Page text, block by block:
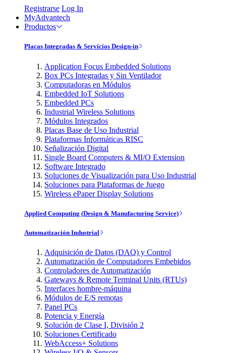
Registrarse Log In
MyAdvantech
Productos
Placas Integradas & Servicios Design-in
Application Focus Embedded Solutions
Box PCs Integradas y Sin Ventilador
Computadoras en Módulos
Embedded IoT Solutions
Embedded PCs
Industrial Wireless Solutions
Módulos Integrados
Placas Base de Uso Industrial
Plataformas Informáticas RISC
Señalización Digital
Single Board Computers & MI/O Extension
Software Integrado
Soluciones de Visualización para Uso Industrial
Soluciones para Plataformas de Juego
Wireless ePaper Display Solutions
Applied Computing (Design & Manufacturing Service)
Automatización Industrial
Adquisición de Datos (DAQ) y Control
Automatización de Computadores Embebidos
Controladores de Automatización
Gateways & Remote Terminal Units (RTUs)
Interfaces hombre-máquina
Módulos de E/S remotas
Panel PCs
Potencia y Energía
Solución de Clase I, División 2
Soluciones Certificado
WebAccess+ Solutions